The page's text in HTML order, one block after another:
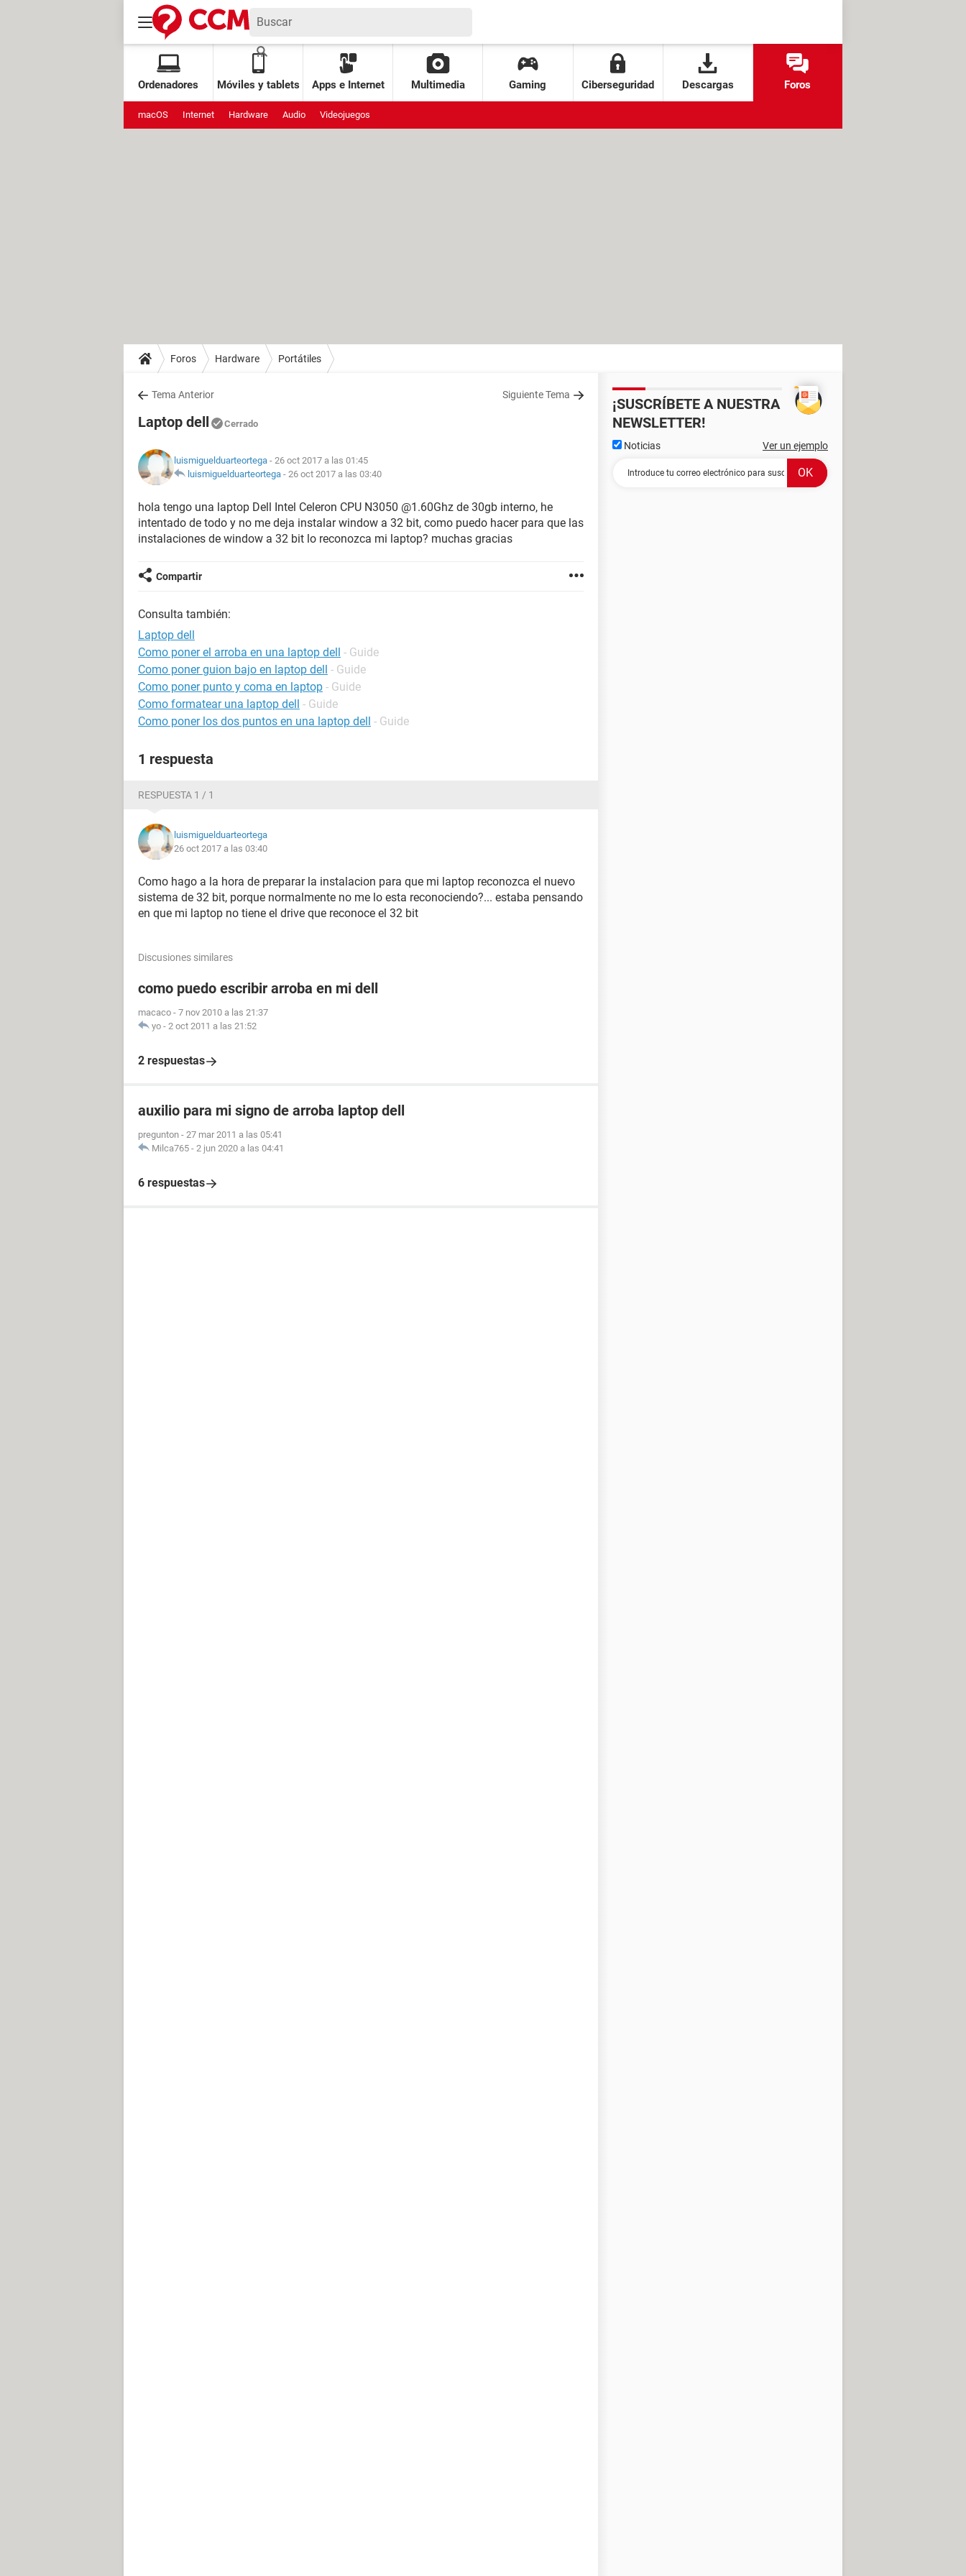
Ordenadores Móviles y tablets Apps e Internet Multimedia Gaming Ciberseguridad Descargas Foros
macOS Internet Hardware Audio Videojuegos
Foros Hardware Portátiles
Tema Anterior Siguiente Tema
Laptop dell Cerrado
luismiguelduarteortega - 26 oct 2017 a las 01:45
luismiguelduarteortega - 26 oct 2017 a las 03:40
hola tengo una laptop Dell Intel Celeron CPU N3050 @1.60Ghz de 30gb interno, he
intentado de todo y no me deja instalar window a 32 bit, como puedo hacer para que las
instalaciones de window a 32 bit lo reconozca mi laptop? muchas gracias
Compartir
Consulta también:
Laptop dell
Como poner el arroba en una laptop dell - Guide
Como poner guion bajo en laptop dell - Guide
Como poner punto y coma en laptop - Guide
Como formatear una laptop dell - Guide
Como poner los dos puntos en una laptop dell - Guide
1 respuesta
RESPUESTA 1 / 1
luismiguelduarteortega
26 oct 2017 a las 03:40
Como hago a la hora de preparar la instalacion para que mi laptop reconozca el nuevo
sistema de 32 bit, porque normalmente no me lo esta reconociendo?... estaba pensando
en que mi laptop no tiene el drive que reconoce el 32 bit
Discusiones similares
como puedo escribir arroba en mi dell
macaco - 7 nov 2010 a las 21:37
yo - 2 oct 2011 a las 21:52
2 respuestas
auxilio para mi signo de arroba laptop dell
pregunton - 27 mar 2011 a las 05:41
Milca765 - 2 jun 2020 a las 04:41
6 respuestas
¡SUSCRÍBETE A NUESTRA
NEWSLETTER!
Noticias Ver un ejemplo